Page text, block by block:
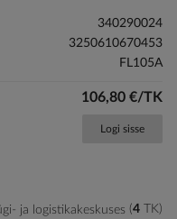
340290024
3250610670453
FL105A
106,80 €/TK
Logi sisse
ja logistikakeskuses 4 TK